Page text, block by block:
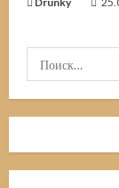
Найти: